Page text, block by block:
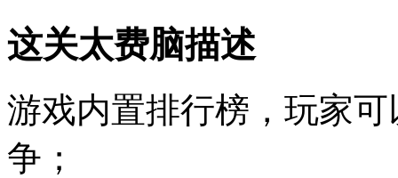
这关太费脑描述
游戏内置排行榜，玩家
争；